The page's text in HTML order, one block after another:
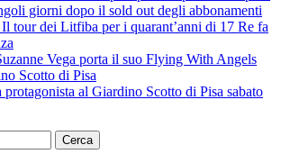
giorni dopo il sold out degli abbonamenti
tour dei Litfiba per i quarant’anni di 17 Re fa
Vega porta il suo Flying With Angels
Scotto di Pisa
protagonista al Giardino Scotto di Pisa sabato